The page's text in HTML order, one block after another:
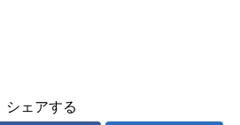
シェアする